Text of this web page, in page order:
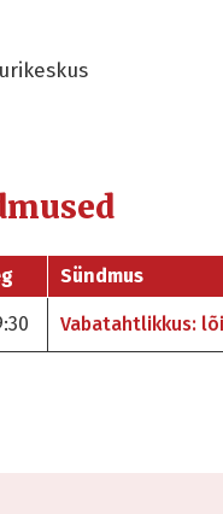
Sündmus
Vabatahtlikkus: